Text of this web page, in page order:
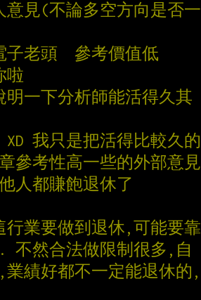
見(不論多空方向是否一
老頭  參考價值低
啦
一下分析師能活得久其
我只是把活得比較久的
參考性高一些的外部意見
人都賺飽退休了
業要做到退休,可能要靠
不然合法做限制很多,自
績好都不一定能退休的,